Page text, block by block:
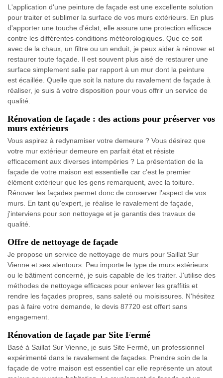
L'application d'une peinture de façade est une excellente solution
pour traiter et sublimer la surface de vos murs extérieurs. En plus
d'apporter une touche d'éclat, elle assure une protection efficace
contre les différentes conditions météorologiques. Que ce soit
avec de la chaux, un filtre ou un enduit, je peux aider à rénover et
restaurer toute façade. Il est souvent plus aisé de restaurer une
surface simplement salie par rapport à un mur dont la peinture
est écaillée. Quelle que soit la nature du ravalement de façade à
réaliser, je suis à votre disposition pour vous offrir un service de
qualité.
Rénovation de façade : des actions pour préserver vos
murs extérieurs
Vous aspirez à redynamiser votre demeure ? Vous désirez que
votre mur extérieur demeure en parfait état et résiste
efficacement aux diverses intempéries ? La présentation de la
façade de votre maison est essentielle car c'est le premier
élément extérieur que les gens remarquent, avec la toiture.
Rénover les façades permet donc de conserver l'aspect de vos
murs. En tant qu'expert, je réalise le ravalement de façade,
j'interviens pour son nettoyage et je garantis des travaux de
qualité.
Offre de nettoyage de façade
Je propose un service de nettoyage de murs pour Saillat Sur
Vienne et ses alentours. Peu importe le type de murs extérieurs
ou le bâtiment concerné, je suis capable de les traiter. J'utilise des
méthodes de nettoyage efficaces pour enlever les graffitis et
rendre les façades propres, sans saleté ou moisissures. N'hésitez
pas à faire votre demande, le devis 87720 est offert sans
engagement.
Rénovation de façade par Site Fermé
Basé à Saillat Sur Vienne, je suis Site Fermé, un professionnel
expérimenté dans le ravalement de façades. Prendre soin de la
façade de votre maison est essentiel car elle représente un atout